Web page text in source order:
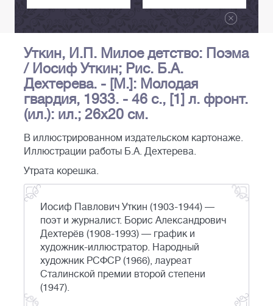
Уткин, И.П. Милое детство: Поэма
/ Иосиф Уткин; Рис. Б.А.
Дехтерева. - [М.]: Молодая
гвардия, 1933. - 46 с., [1] л. фронт.
(ил.): ил.; 26х20 см.
В иллюстрированном издательском картонаже.
Иллюстрации работы Б.А. Дехтерева.
Утрата корешка.
Иосиф Павлович Уткин (1903-1944) —
поэт и журналист. Борис Александрович
Дехтерёв (1908-1993) — график и
художник-иллюстратор. Народный
художник РСФСР (1966), лауреат
Сталинской премии второй степени
(1947).